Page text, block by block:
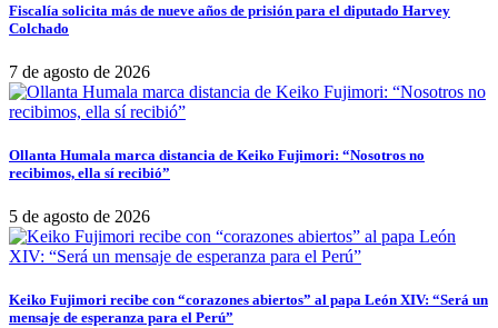
Fiscalía solicita más de nueve años de prisión para el diputado Harvey
Colchado
7 de agosto de 2026
Ollanta Humala marca distancia de Keiko Fujimori: “Nosotros no
recibimos, ella sí recibió”
5 de agosto de 2026
Keiko Fujimori recibe con “corazones abiertos” al papa León XIV: “Será un
mensaje de esperanza para el Perú”